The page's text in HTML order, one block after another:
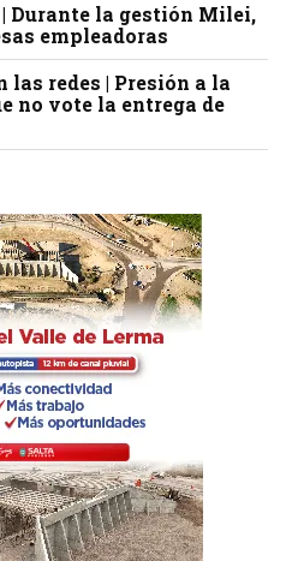
Durante la gestión Milei,
empleadoras
las redes | Presión a la
no vote la entrega de